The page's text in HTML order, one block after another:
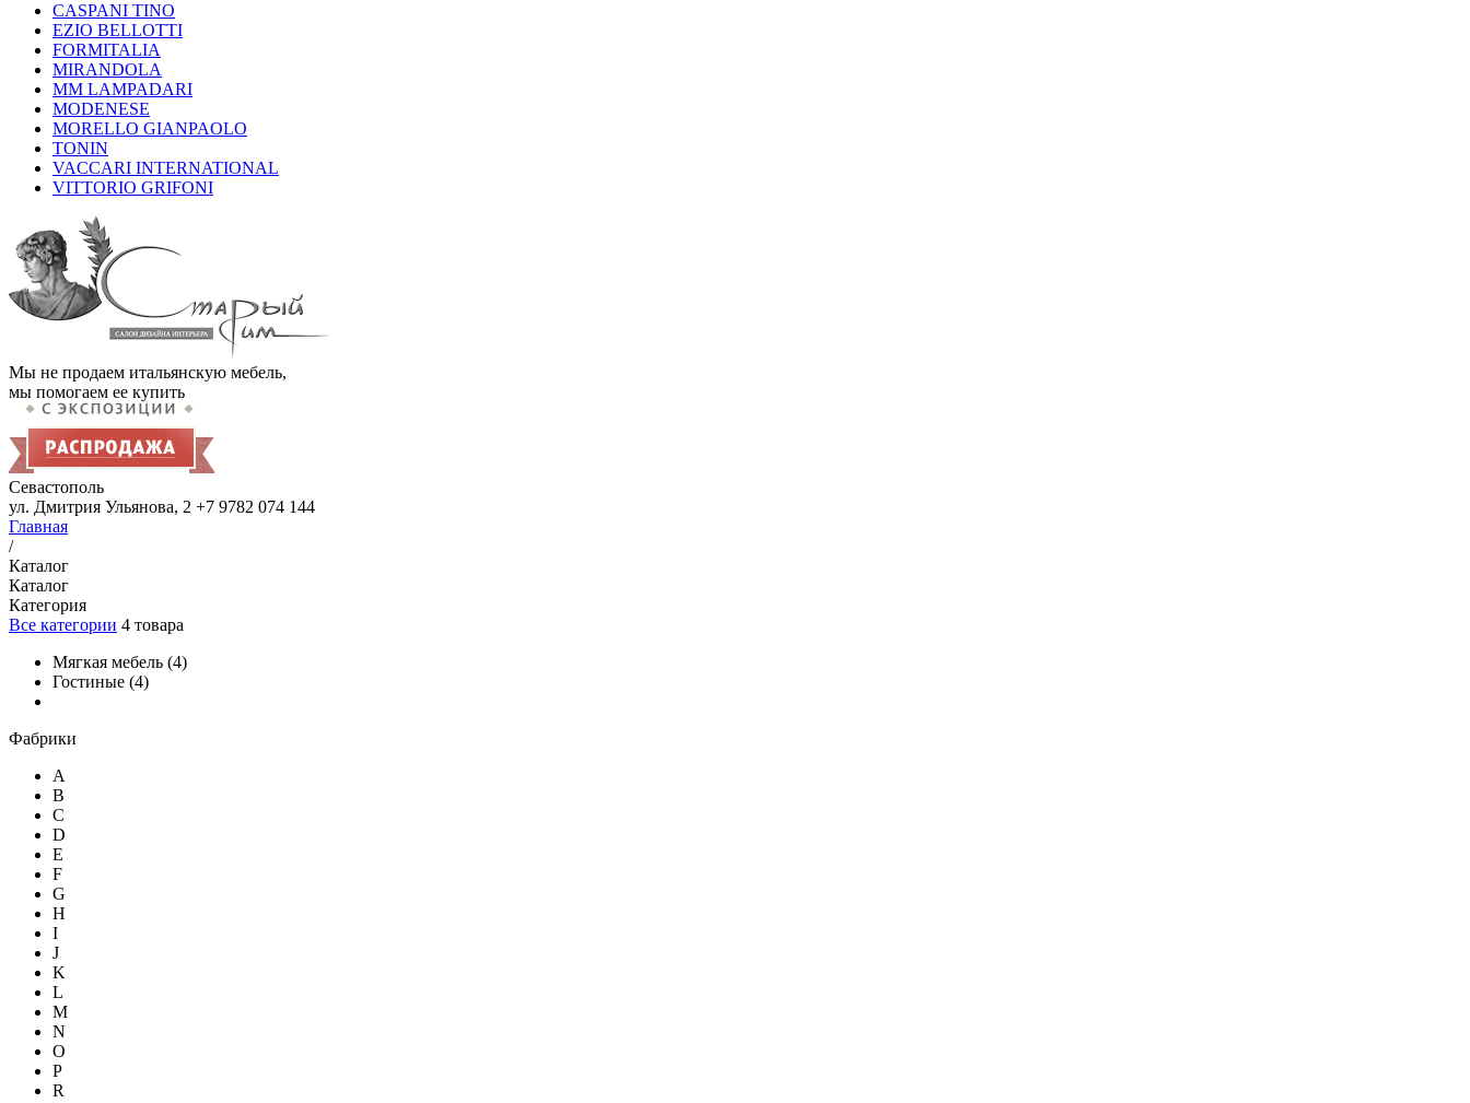
CASPANI TINO
EZIO BELLOTTI
FORMITALIA
MIRANDOLA
MM LAMPADARI
MODENESE
MORELLO GIANPAOLO
TONIN
VACCARI INTERNATIONAL
VITTORIO GRIFONI
Мы не продаем итальянскую мебель,
мы помогаем ее купить
Севастополь
ул. Дмитрия Ульянова, 2 +7 9782 074 144
Главная
/
Каталог
Каталог
Категория
Все категории 4 товара
Мягкая мебель (4)
Гостиные (4)
Фабрики
A
B
C
D
E
F
G
H
I
J
K
L
M
N
O
P
R